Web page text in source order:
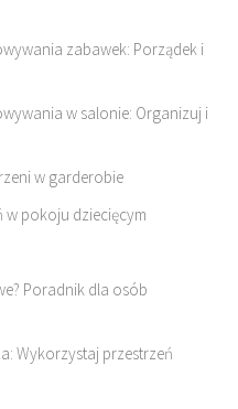
zabawek: Porządek i
w salonie: Organizuj i
w garderobie
w pokoju dziecięcym
Poradnik dla osób
Wykorzystaj przestrzeń